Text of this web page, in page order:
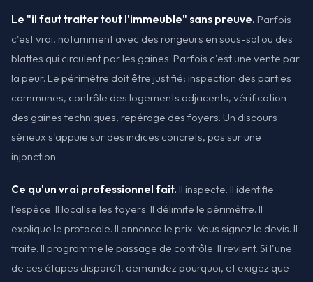
Le "il faut traiter tout l'immeuble" sans preuve. Parfois
c'est vrai, notamment avec des rongeurs en sous-sol ou des
blattes qui circulent par les gaines. Parfois c'est une vente par
la peur. Le périmètre doit être justifié: inspection des parties
communes, contrôle des logements adjacents, vérification
des gaines techniques, repérage des foyers. Un discours
sérieux s'appuie sur des indices concrets, pas sur une
injonction.
Ce qu'un vrai professionnel fait. Il inspecte. Il identifie
l'espèce. Il localise les foyers. Il délimite le périmètre. Il
explique le protocole. Il annonce le prix. Vous signez le devis. Il
traite. Il programme le passage de contrôle. Il revient. Si l'une
de ces étapes disparaît, demandez pourquoi, et exigez que